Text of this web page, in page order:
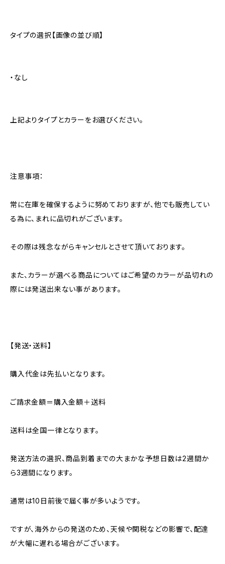
タイプの選択【画像の並び順】
・なし
上記よりタイプとカラーをお選びください。
注意事項：
常に在庫を確保するように努めておりますが、他でも販売してい
る為に、まれに品切れがございます。
その際は残念ながらキャンセルとさせて頂いております。
また、カラーが選べる商品についてはご希望のカラーが品切れの
際には発送出来ない事があります。
【発送・送料】
購入代金は先払いとなります。
ご請求金額＝購入金額＋送料
送料は全国一律となります。
発送方法の選択、商品到着までの大まかな予想日数は2週間か
ら3週間になります。
通常は10日前後で届く事が多いようです。
ですが、海外からの発送のため、天候や関税などの影響で、配達
が大幅に遅れる場合がございます。